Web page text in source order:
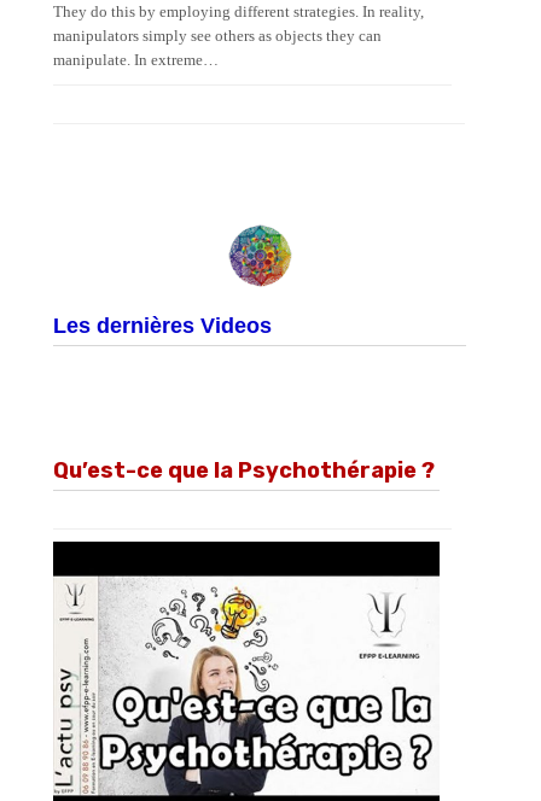
They do this by employing different strategies. In reality,
manipulators simply see others as objects they can
manipulate. In extreme…
Les dernières Videos
Qu’est-ce que la Psychothérapie ?